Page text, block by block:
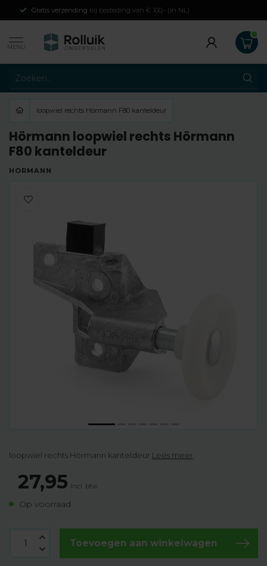
Gratis verzending bij besteding van € 100,- (in NL)
MENU
loopwiel rechts Hörmann F80 kanteldeur
Hörmann loopwiel rechts Hörmann
F80 kanteldeur
HÖRMANN
loopwiel rechts Hörmann kanteldeur Lees meer
27,95 Incl. btw
Op voorraad
Toevoegen aan winkelwagen